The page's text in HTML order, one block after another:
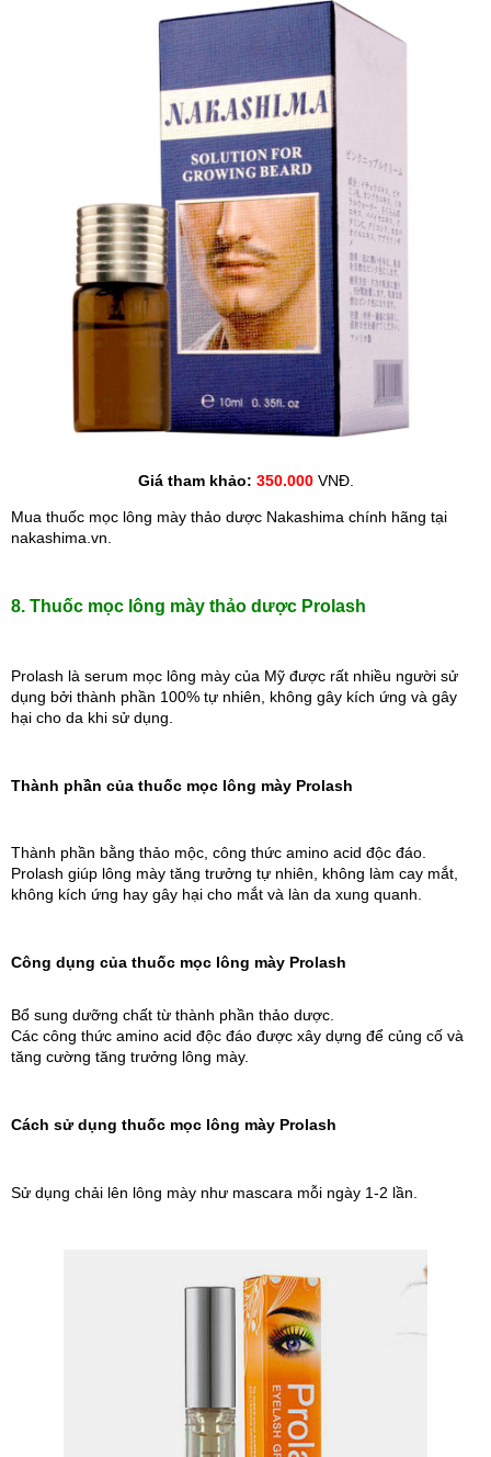
Giá tham khảo: 350.000 VNĐ.
Mua thuốc mọc lông mày thảo dược Nakashima chính hãng tại
nakashima.vn.
8. Thuốc mọc lông mày thảo dược Prolash
Prolash là serum mọc lông mày của Mỹ được rất nhiều người sử
dụng bởi thành phần 100% tự nhiên, không gây kích ứng và gây
hại cho da khi sử dụng.
Thành phần của thuốc mọc lông mày Prolash
Thành phần bằng thảo mộc, công thức amino acid độc đáo.
Prolash giúp lông mày tăng trưởng tự nhiên, không làm cay mắt,
không kích ứng hay gây hại cho mắt và làn da xung quanh.
Công dụng của thuốc mọc lông mày Prolash
Bổ sung dưỡng chất từ thành phần thảo dược.
Các công thức amino acid độc đáo được xây dựng để củng cố và
tăng cường tăng trưởng lông mày.
Cách sử dụng thuốc mọc lông mày Prolash
Sử dụng chải lên lông mày như mascara mỗi ngày 1-2 lần.